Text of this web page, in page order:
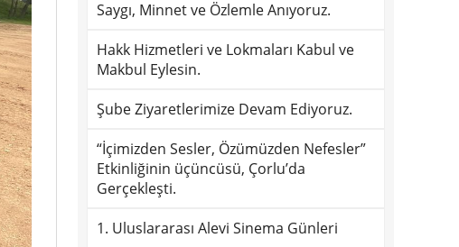
Saygı, Minnet ve Özlemle Anıyoruz.
Hakk Hizmetleri ve Lokmaları Kabul ve
Makbul Eylesin.
Şube Ziyaretlerimize Devam Ediyoruz.
“İçimizden Sesler, Özümüzden Nefesler”
Etkinliğinin üçüncüsü, Çorlu’da
Gerçekleşti.
1. Uluslararası Alevi Sinema Günleri